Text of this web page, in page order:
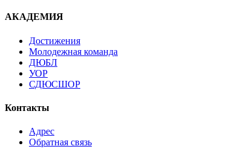
АКАДЕМИЯ
Достижения
Молодежная команда
ДЮБЛ
УОР
СДЮСШОР
Контакты
Адрес
Обратная связь